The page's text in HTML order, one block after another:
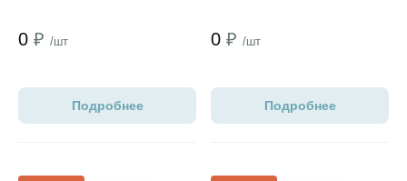
0 ₽ /шт
Подробнее
0 ₽ /шт
Подробнее